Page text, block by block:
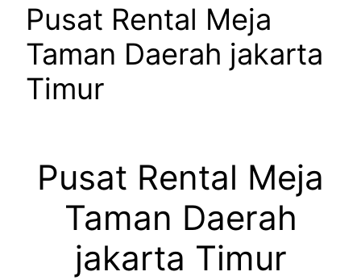
Pusat Rental Meja
Taman Daerah jakarta
Timur
Pusat Rental Meja
Taman Daerah
jakarta Timur